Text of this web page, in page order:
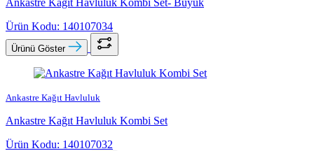
Ürün Kodu: 140107034
Ürünü Göster
Ankastre Kağıt Havluluk
Ankastre Kağıt Havluluk Kombi Set
Ürün Kodu: 140107032